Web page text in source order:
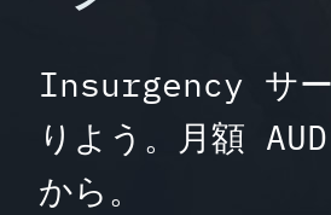
Insurgency サー
りよう。月額
から。